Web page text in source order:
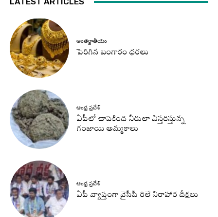
అంతర్జాతీయం
పెరిగిన బంగారం ధరలు
ఆంధ్ర ప్రదేశ్
ఏపీలో చాపకింద నీరులా విస్తరిస్తున్న
గంజాయి అమ్మకాలు
ఆంధ్ర ప్రదేశ్
ఏపీ వ్యాప్తంగా వైసీపీ రిలే నిరాహార దీక్షలు